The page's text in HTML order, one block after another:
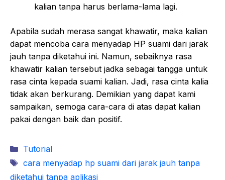
kalian tanpa harus berlama-lama lagi.
Apabila sudah merasa sangat khawatir, maka kalian
dapat mencoba cara menyadap HP suami dari jarak
jauh tanpa diketahui ini. Namun, sebaiknya rasa
khawatir kalian tersebut jadka sebagai tangga untuk
rasa cinta kepada suami kalian. Jadi, rasa cinta kalia
tidak akan berkurang. Demikian yang dapat kami
sampaikan, semoga cara-cara di atas dapat kalian
pakai dengan baik dan positif.
Kategori
Tutorial
Tag
cara menyadap hp suami dari jarak jauh tanpa
diketahui tanpa aplikasi